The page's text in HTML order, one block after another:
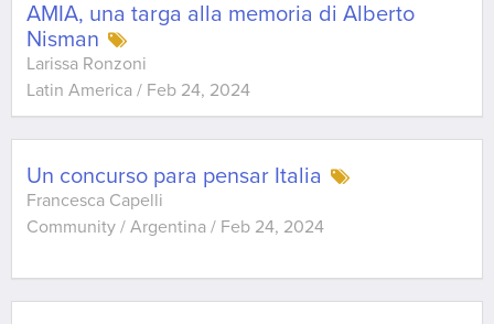
AMIA, una targa alla memoria di Alberto
Nisman
Larissa Ronzoni
Latin America / Feb 24, 2024
Un concurso para pensar Italia
Francesca Capelli
Community / Argentina / Feb 24, 2024